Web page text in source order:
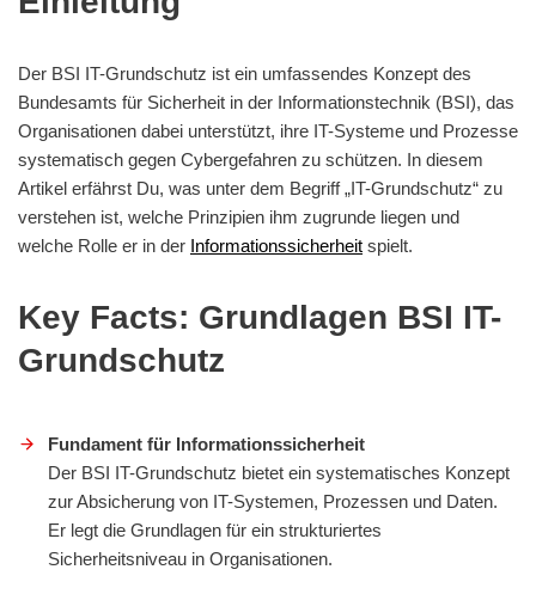
Der BSI IT-Grundschutz ist ein umfassendes Konzept des
Bundesamts für Sicherheit in der Informationstechnik (BSI), das
Organisationen dabei unterstützt, ihre IT-Systeme und Prozesse
systematisch gegen Cybergefahren zu schützen. In diesem
Artikel erfährst Du, was unter dem Begriff „IT-Grundschutz“ zu
verstehen ist, welche Prinzipien ihm zugrunde liegen und
welche Rolle er in der Informationssicherheit spielt.
Key Facts: Grundlagen BSI IT-
Grundschutz
Fundament für Informationssicherheit
Der BSI IT-Grundschutz bietet ein systematisches Konzept
zur Absicherung von IT-Systemen, Prozessen und Daten.
Er legt die Grundlagen für ein strukturiertes
Sicherheitsniveau in Organisationen.